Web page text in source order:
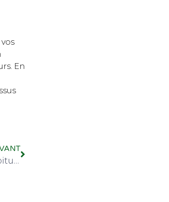
En
Quelle est la meilleure assurance voiture pour un jeune conducteur ?